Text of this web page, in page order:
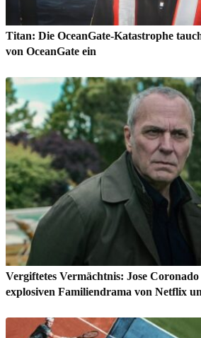
Titan: Die OceanGate-Katastrophe
von OceanGate ein
Vergiftetes Vermächtnis: Jose
explosiven Familiendrama von Netflix